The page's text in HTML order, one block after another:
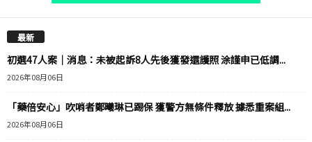
最新
初選47人案｜消息：未被起訴8人先後獲發還護照 涂謹申已低調...
2026年08月06日
「藥倍安心」吹哨者鄭曦琳已踢保 獲警方無條件釋放 據悉重案組...
2026年08月06日